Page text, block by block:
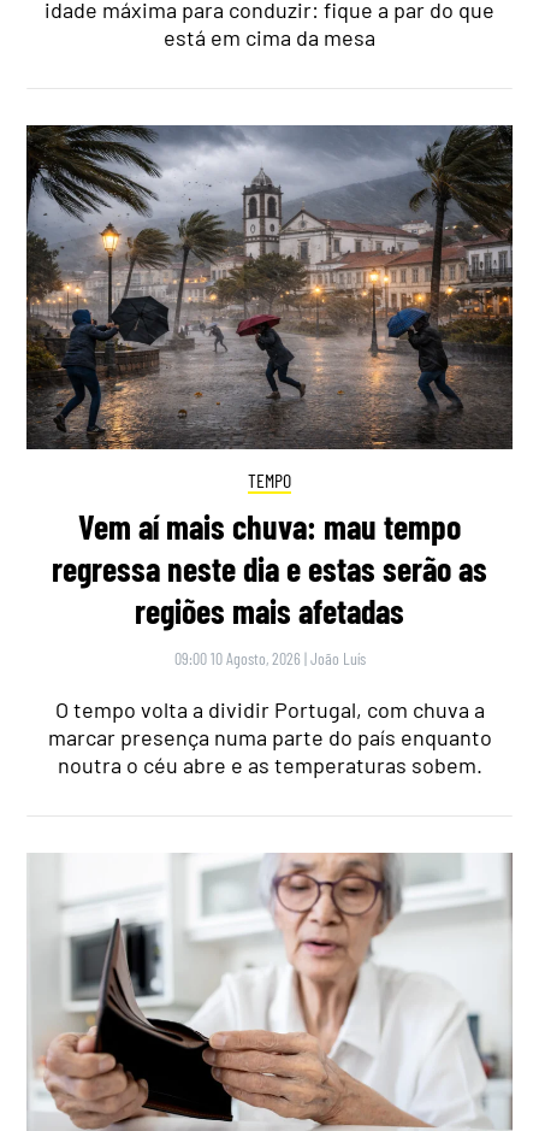
idade máxima para conduzir: fique a par do que
está em cima da mesa
TEMPO
Vem aí mais chuva: mau tempo
regressa neste dia e estas serão as
regiões mais afetadas
09:00 10 Agosto, 2026 |João Luís
O tempo volta a dividir Portugal, com chuva a
marcar presença numa parte do país enquanto
noutra o céu abre e as temperaturas sobem.